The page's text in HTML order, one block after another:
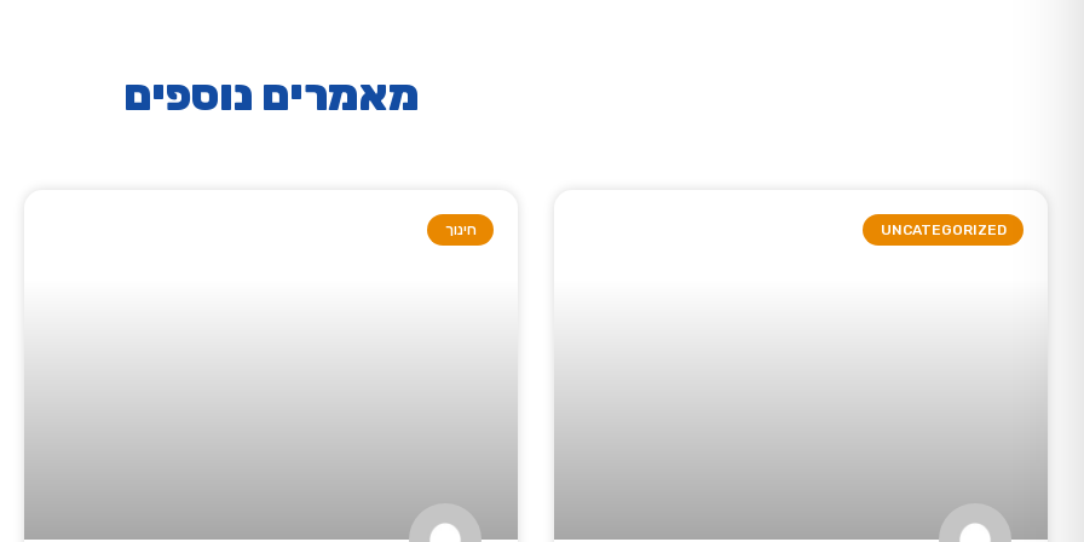
מאמרים נוספים
UNCATEGORIZED חינוך